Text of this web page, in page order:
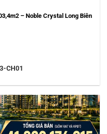
– Noble Crystal Long Biên
CH01